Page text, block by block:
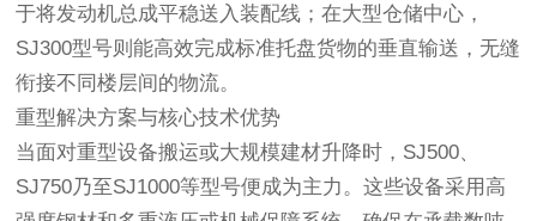
于将发动机总成平稳送入装配线；在大型仓储中心，
SJ300型号则能高效完成标准托盘货物的垂直输送，无缝
衔接不同楼层间的物流。
重型解决方案与核心技术优势
当面对重型设备搬运或大规模建材升降时，SJ500、
SJ750乃至SJ1000等型号便成为主力。这些设备采用高